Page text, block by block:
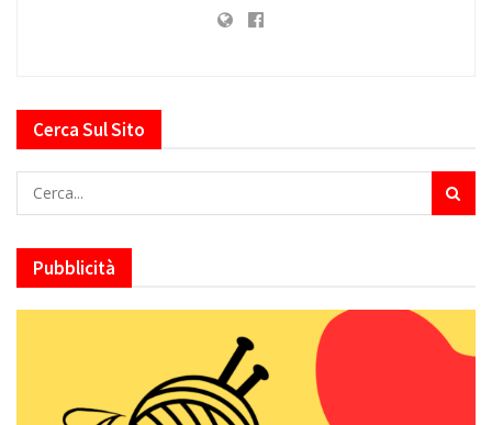
Cerca Sul Sito
Pubblicità